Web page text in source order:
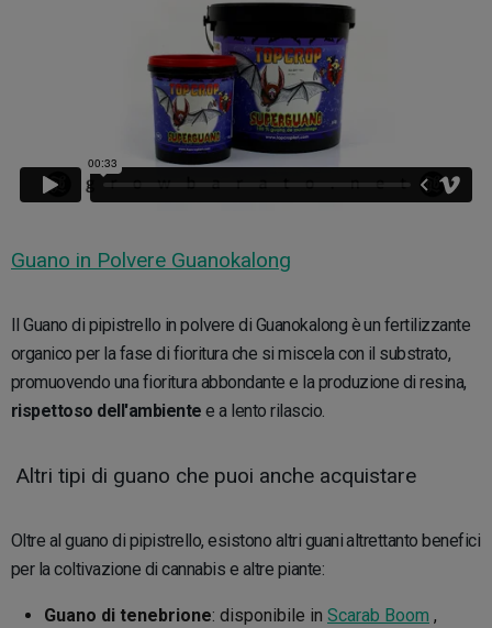
Guano in Polvere Guanokalong
Il Guano di pipistrello in polvere di Guanokalong è un fertilizzante
organico per la fase di fioritura che si miscela con il substrato,
promuovendo una fioritura abbondante e la produzione di resina,
rispettoso dell'ambiente e a lento rilascio.
Altri tipi di guano che puoi anche acquistare
Oltre al guano di pipistrello, esistono altri guani altrettanto benefici
per la coltivazione di cannabis e altre piante:
Guano di tenebrione: disponibile in Scarab Boom ,